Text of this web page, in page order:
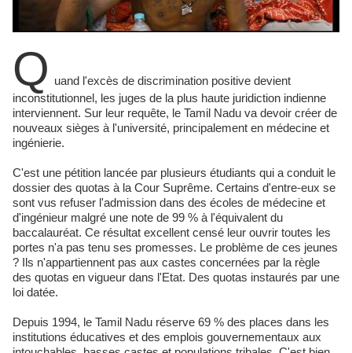
Q uand l'excès de discrimination positive devient
inconstitutionnel, les juges de la plus haute juridiction indienne
interviennent. Sur leur requête, le Tamil Nadu va devoir créer de
nouveaux sièges à l'université, principalement en médecine et
ingénierie.
C'est une pétition lancée par plusieurs étudiants qui a conduit le
dossier des quotas à la Cour Suprême. Certains d'entre-eux se
sont vus refuser l'admission dans des écoles de médecine et
d'ingénieur malgré une note de 99 % à l'équivalent du
baccalauréat. Ce résultat excellent censé leur ouvrir toutes les
portes n'a pas tenu ses promesses. Le problème de ces jeunes
? Ils n'appartiennent pas aux castes concernées par la règle
des quotas en vigueur dans l'Etat. Des quotas instaurés par une
loi datée.
Depuis 1994, le Tamil Nadu réserve 69 % des places dans les
institutions éducatives et des emplois gouvernementaux aux